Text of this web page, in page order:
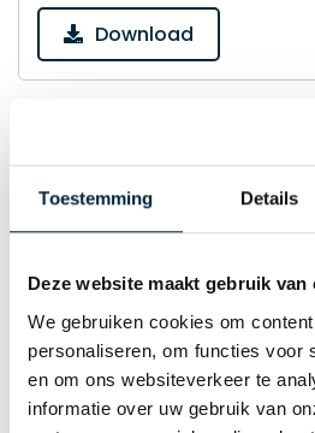
Toestemming Details
Deze website maakt gebruik van
We gebruiken cookies om
personaliseren, om functies voor
en om ons websiteverkeer te
informatie over uw gebruik van
Download
Download
Ecotapes - Productsheet
Download